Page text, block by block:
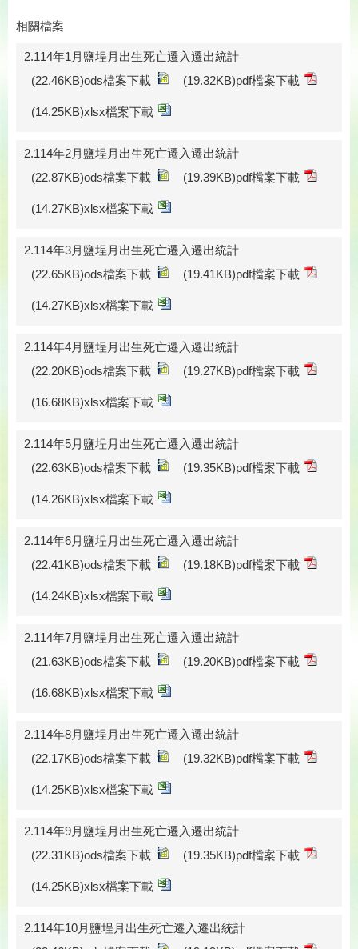
相關檔案
2.114年1月鹽埕月出生死亡遷入遷出統計
(22.46KB)ods檔案下載
(19.32KB)pdf檔案下載
(14.25KB)xlsx檔案下載
2.114年2月鹽埕月出生死亡遷入遷出統計
(22.87KB)ods檔案下載
(19.39KB)pdf檔案下載
(14.27KB)xlsx檔案下載
2.114年3月鹽埕月出生死亡遷入遷出統計
(22.65KB)ods檔案下載
(19.41KB)pdf檔案下載
(14.27KB)xlsx檔案下載
2.114年4月鹽埕月出生死亡遷入遷出統計
(22.20KB)ods檔案下載
(19.27KB)pdf檔案下載
(16.68KB)xlsx檔案下載
2.114年5月鹽埕月出生死亡遷入遷出統計
(22.63KB)ods檔案下載
(19.35KB)pdf檔案下載
(14.26KB)xlsx檔案下載
2.114年6月鹽埕月出生死亡遷入遷出統計
(22.41KB)ods檔案下載
(19.18KB)pdf檔案下載
(14.24KB)xlsx檔案下載
2.114年7月鹽埕月出生死亡遷入遷出統計
(21.63KB)ods檔案下載
(19.20KB)pdf檔案下載
(16.68KB)xlsx檔案下載
2.114年8月鹽埕月出生死亡遷入遷出統計
(22.17KB)ods檔案下載
(19.32KB)pdf檔案下載
(14.25KB)xlsx檔案下載
2.114年9月鹽埕月出生死亡遷入遷出統計
(22.31KB)ods檔案下載
(19.35KB)pdf檔案下載
(14.25KB)xlsx檔案下載
2.114年10月鹽埕月出生死亡遷入遷出統計